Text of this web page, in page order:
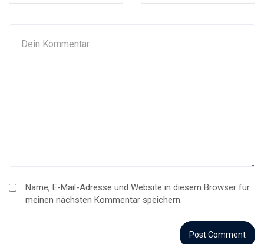
Name, E-Mail-Adresse und Website in diesem Browser für
meinen nächsten Kommentar speichern.